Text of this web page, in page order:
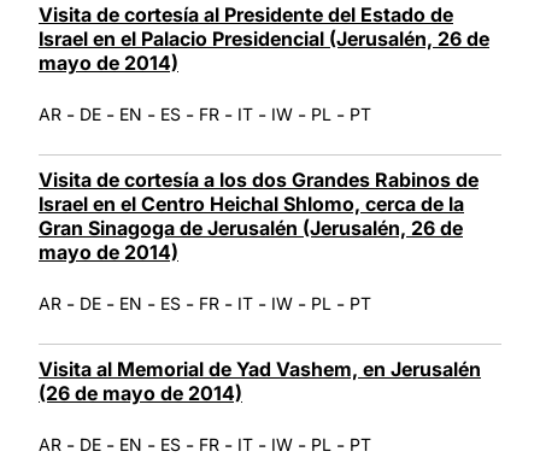
Visita de cortesía al Presidente del Estado de
Israel en el Palacio Presidencial (Jerusalén, 26 de
mayo de 2014)
AR - DE - EN - ES - FR - IT - IW - PL - PT
Visita de cortesía a los dos Grandes Rabinos de
Israel en el Centro Heichal Shlomo, cerca de la
Gran Sinagoga de Jerusalén (Jerusalén, 26 de
mayo de 2014)
AR - DE - EN - ES - FR - IT - IW - PL - PT
Visita al Memorial de Yad Vashem, en Jerusalén
(26 de mayo de 2014)
AR - DE - EN - ES - FR - IT - IW - PL - PT